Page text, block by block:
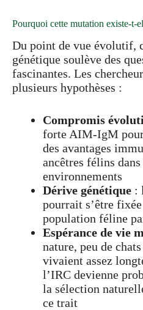
Pourquoi cette mutation existe-t-
Du point de vue évolutif,
génétique soulève des
fascinantes. Les
plusieurs hypothèses :
Compromis
forte AIM-IgM
des avantages
ancêtres félins
environnements
Dérive génétique :
pourrait s’être
population féline
Espérance de vie
nature, peu de
vivaient assez
l’IRC devienne
la sélection
ce trait